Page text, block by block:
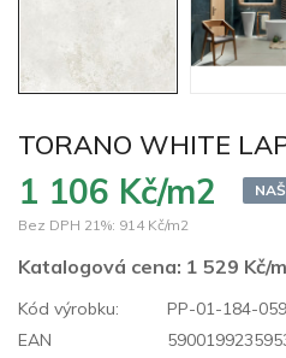
TORANO WHITE
1 106 Kč/m2
Bez DPH 21%: 914 Kč/m2
Katalogová cena: 1 529 Kč/
Kód výrobku:
PP-01-184-
EAN